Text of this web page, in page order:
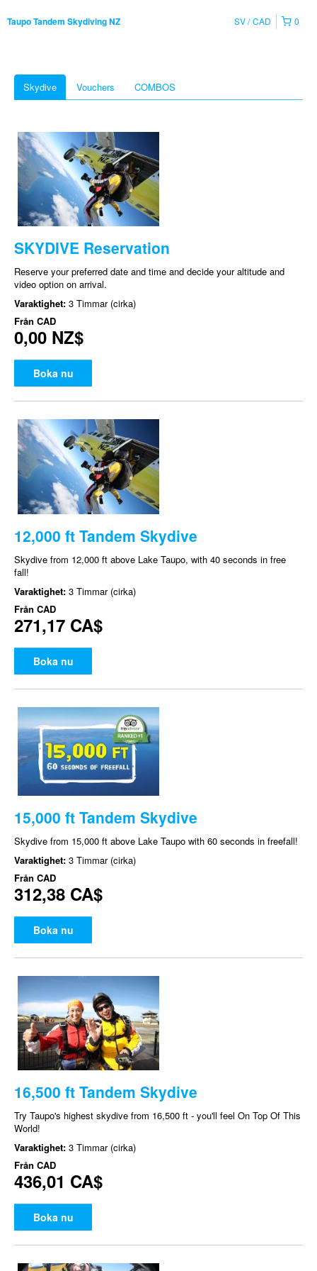
Taupo Tandem Skydiving NZ 0
SV CAD
Skydive Vouchers COMBOS
SKYDIVE Reservation
Reserve your preferred date and time and decide your altitude and
video option on arrival.
Varaktighet: 3 Timmar (cirka)
Från CAD
0,00 NZ$
Boka nu
12,000 ft Tandem Skydive
Skydive from 12,000 ft above Lake Taupo, with 40 seconds in free
fall!
Varaktighet: 3 Timmar (cirka)
Från CAD
271,17 CA$
Boka nu
15,000 ft Tandem Skydive
Skydive from 15,000 ft above Lake Taupo with 60 seconds in freefall!
Varaktighet: 3 Timmar (cirka)
Från CAD
312,38 CA$
Boka nu
16,500 ft Tandem Skydive
Try Taupo's highest skydive from 16,500 ft - you'll feel On Top Of This
World!
Varaktighet: 3 Timmar (cirka)
Från CAD
436,01 CA$
Boka nu